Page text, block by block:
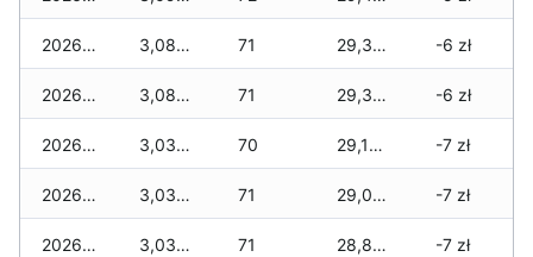
2026-07-17 3,085 zł 71 29,380 zł -6 zł
2026-07-16 3,085 zł 71 29,305 zł -6 zł
2026-07-15 3,035 zł 70 29,195 zł -7 zł
2026-07-14 3,035 zł 71 29,045 zł -7 zł
2026-07-13 3,035 zł 71 28,820 zł -7 zł